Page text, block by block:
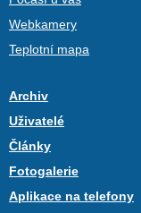
Webkamery
Teplotní mapa
Archiv
Uživatelé
Články
Fotogalerie
Aplikace na telefony